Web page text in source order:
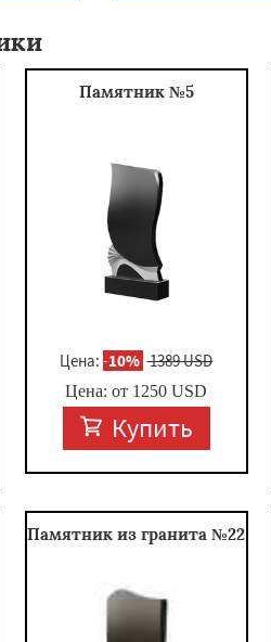
Памятник №5
Цена:-10% 1389 USD
Цена: от 1250 USD
Купить
Памятник из гранита №22